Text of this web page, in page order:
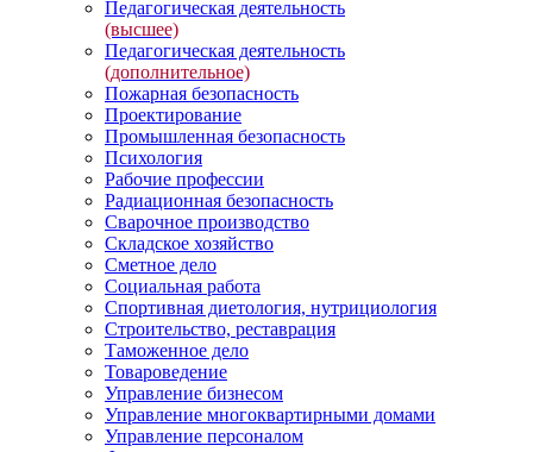
Педагогическая деятельность
(высшее)
Педагогическая деятельность
(дополнительное)
Пожарная безопасность
Проектирование
Промышленная безопасность
Психология
Рабочие профессии
Радиационная безопасность
Сварочное производство
Складское хозяйство
Сметное дело
Социальная работа
Спортивная диетология, нутрициология
Строительство, реставрация
Таможенное дело
Товароведение
Управление бизнесом
Управление многоквартирными домами
Управление персоналом